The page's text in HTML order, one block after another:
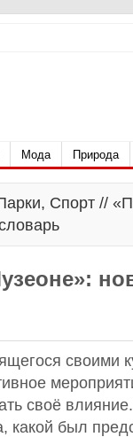
Мода Природа
, Спорт //
своими
своё
какой был